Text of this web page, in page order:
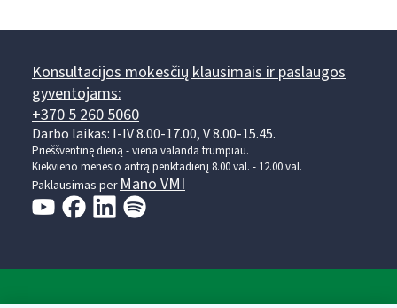
Konsultacijos mokesčių klausimais ir paslaugos
gyventojams:
+370 5 260 5060
Darbo laikas: I-IV 8.00-17.00, V 8.00-15.45.
Prieššventinę dieną - viena valanda trumpiau.
Kiekvieno mėnesio antrą penktadienį 8.00 val. - 12.00 val.
Paklausimas per Mano VMI